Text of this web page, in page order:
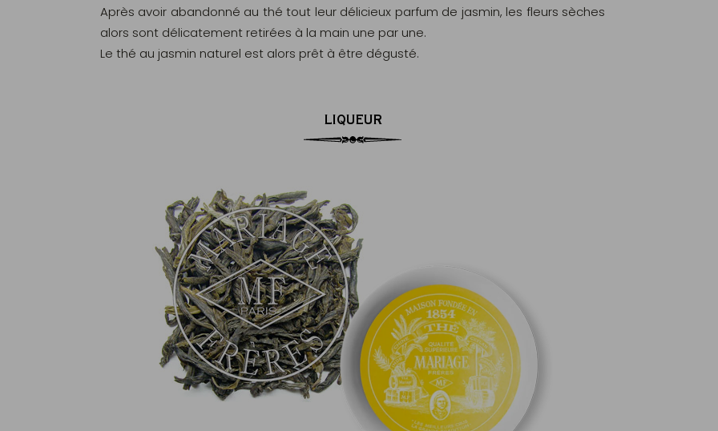
Après avoir abandonné au thé tout leur délicieux parfum de jasmin, les fleurs sèches
alors sont délicatement retirées à la main une par une.
Le thé au jasmin naturel est alors prêt à être dégusté.
LIQUEUR